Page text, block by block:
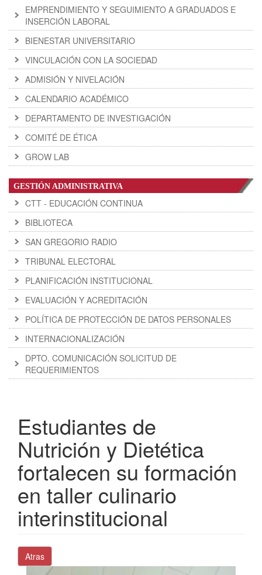
EMPRENDIMIENTO Y SEGUIMIENTO A GRADUADOS E
INSERCIÓN LABORAL
BIENESTAR UNIVERSITARIO
VINCULACIÓN CON LA SOCIEDAD
ADMISIÓN Y NIVELACIÓN
CALENDARIO ACADÉMICO
DEPARTAMENTO DE INVESTIGACIÓN
COMITÉ DE ÉTICA
GROW LAB
GESTIÓN ADMINISTRATIVA
CTT - EDUCACIÓN CONTINUA
BIBLIOTECA
SAN GREGORIO RADIO
TRIBUNAL ELECTORAL
PLANIFICACIÓN INSTITUCIONAL
EVALUACIÓN Y ACREDITACIÓN
POLÍTICA DE PROTECCIÓN DE DATOS PERSONALES
INTERNACIONALIZACIÓN
DPTO. COMUNICACIÓN SOLICITUD DE
REQUERIMIENTOS
Estudiantes de
Nutrición y Dietética
fortalecen su formación
en taller culinario
interinstitucional
Atras